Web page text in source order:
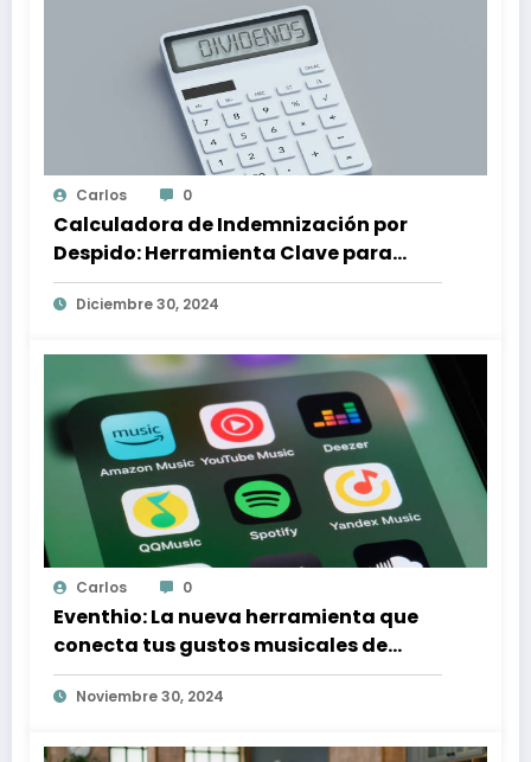
Carlos 0
Calculadora de Indemnización por
Despido: Herramienta Clave para
Proteger tus Derechos Laborales
Diciembre 30, 2024
Carlos 0
Eventhio: La nueva herramienta que
conecta tus gustos musicales de
Spotify con conciertos en tu zona
Noviembre 30, 2024